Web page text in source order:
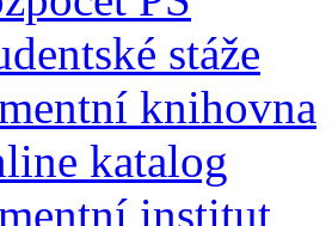
stáže
knihovna
katalog
institut